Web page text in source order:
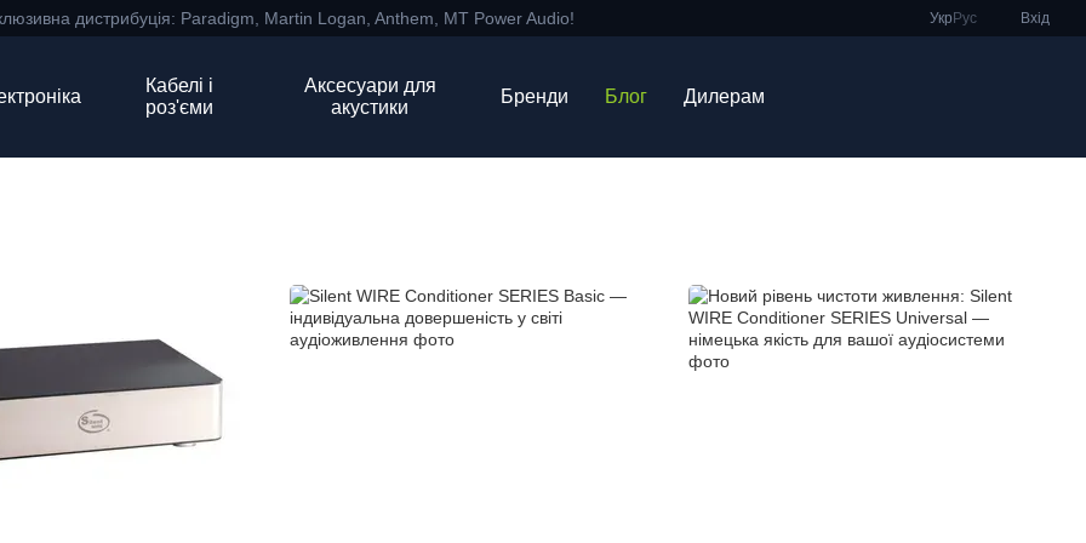
дистрибуція: Paradigm, Martin Logan, Anthem, MT Power Audio! Укр Рус Вхід
Кабелі і
роз'єми
Аксесуари для
акустики
Бренди Блог Дилерам